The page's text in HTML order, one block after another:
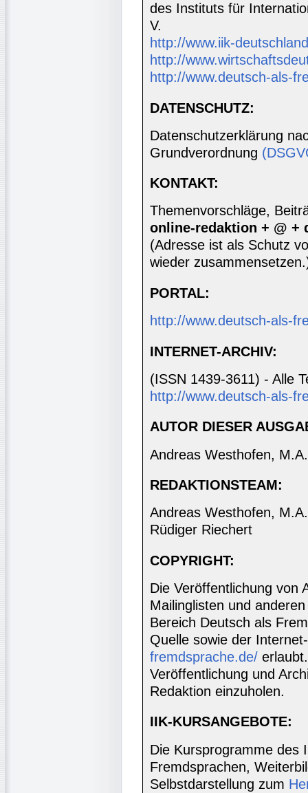
des Instituts für
V.
http://www.iik-
http://
http://www.deutsch-als-
DATENSCHUTZ:
Datenschutzerklärung
Grundverordnung
KONTAKT:
Themenvorschläge,
online-redaktion + @ +
(Adresse ist als Schutz
wieder
PORTAL:
http://www.deutsch-als-
INTERNET-ARCHIV:
(ISSN 1439-3611) - Alle
http://www.deutsch-als-
AUTOR DIESER
Andreas Westhofen, M.A.
REDAKTIONSTEAM:
Andreas Westhofen,
Rüdiger Riechert
COPYRIGHT:
Die Veröffentlichung von
Mailinglisten und
Bereich Deutsch als
Quelle sowie der
fremdsprache.de/
Veröffentlichung und
Redaktion einzuholen.
IIK-KURSANGEBOTE:
Die Kursprogramme des
Fremdsprachen,
Selbstdarstellung zum